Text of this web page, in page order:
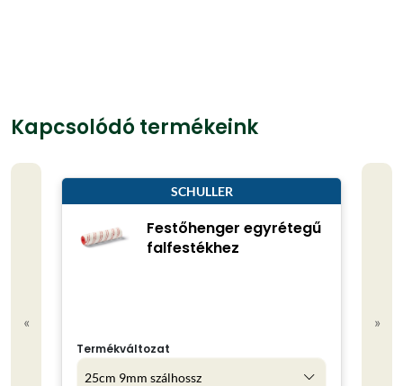
Kapcsolódó termékeink
«
SCHULLER
Festőhenger egyrétegű
falfestékhez
Termékváltozat
25cm 9mm szálhossz
»